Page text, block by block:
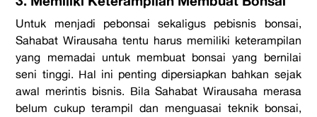
Untuk menjadi pebonsai sekaligus pebisnis bonsai,
Sahabat Wirausaha tentu harus memiliki keterampilan
yang memadai untuk membuat bonsai yang bernilai
seni tinggi. Hal ini penting dipersiapkan bahkan sejak
awal merintis bisnis. Bila Sahabat Wirausaha merasa
belum cukup terampil dan menguasai teknik bonsai,